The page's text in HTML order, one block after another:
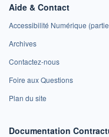
Aide & Contact
Accessibilité Numérique
Archives
Contactez-nous
Foire aux Questions
Plan du site
Documentation